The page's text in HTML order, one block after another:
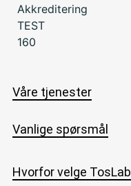
Våre tjenester
Vanlige spørsmål
Hvorfor velge TosLab